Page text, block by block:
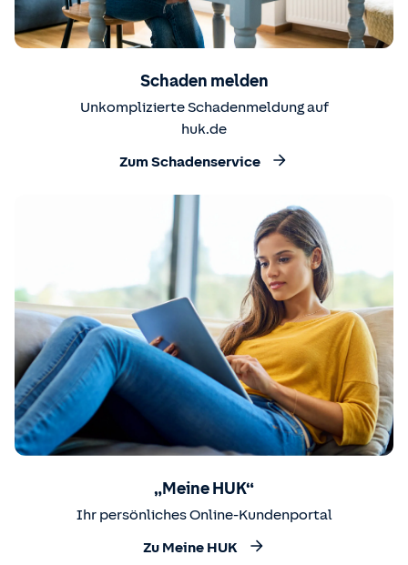
Schaden melden
Unkomplizierte Schadenmeldung auf
huk.de
Zum Schadenservice
„Meine HUK“
Ihr persönliches Online-Kundenportal
Zu Meine HUK